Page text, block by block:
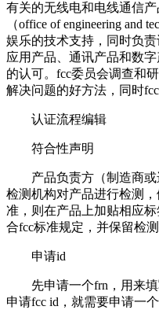
有关的无线电和电线通信
（office of engineering and
娱乐的技术支持，同时负
应用产品、通讯产品和数
的认可。fcc委员会调查和
解决问题的好方法，同时
认证流程编辑
符合性声明
产品负责方（制造商或
检测机构对产品进行检测
准，则在产品上加贴相应
合fcc标准规定，并保留检
申请id
先申请一个frn，用来填
申请fcc id，就需要申请一